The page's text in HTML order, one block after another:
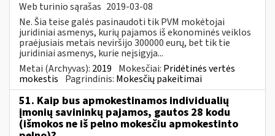
Web turinio sąrašas 2019-03-08
Ne. Šia teise galės pasinaudoti tik PVM mokėtojai
juridiniai asmenys, kurių pajamos iš ekonominės veiklos
praėjusiais metais neviršijo 300000 eurų, bet tik tie
juridiniai asmenys, kurie neįsigyja...
Metai (Archyvas): 2019 Mokesčiai: Pridėtinės vertės
mokestis Pagrindinis: Mokesčių pakeitimai
51. Kaip bus apmokestinamos individualių
įmonių savininkų pajamos, gautos 28 kodu
(išmokos ne iš pelno mokesčiu apmokestinto